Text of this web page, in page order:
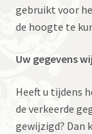
gebruikt voor
de hoogte te
Uw gegevens
Heeft u tijdens
de verkeerde
gewijzigd? Dan